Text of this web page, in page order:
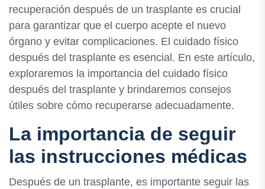
recuperación después de un trasplante es crucial
para garantizar que el cuerpo acepte el nuevo
órgano y evitar complicaciones. El cuidado físico
después del trasplante es esencial. En este artículo,
exploraremos la importancia del cuidado físico
después del trasplante y brindaremos consejos
útiles sobre cómo recuperarse adecuadamente.
La importancia de seguir
las instrucciones médicas
Después de un trasplante, es importante seguir las